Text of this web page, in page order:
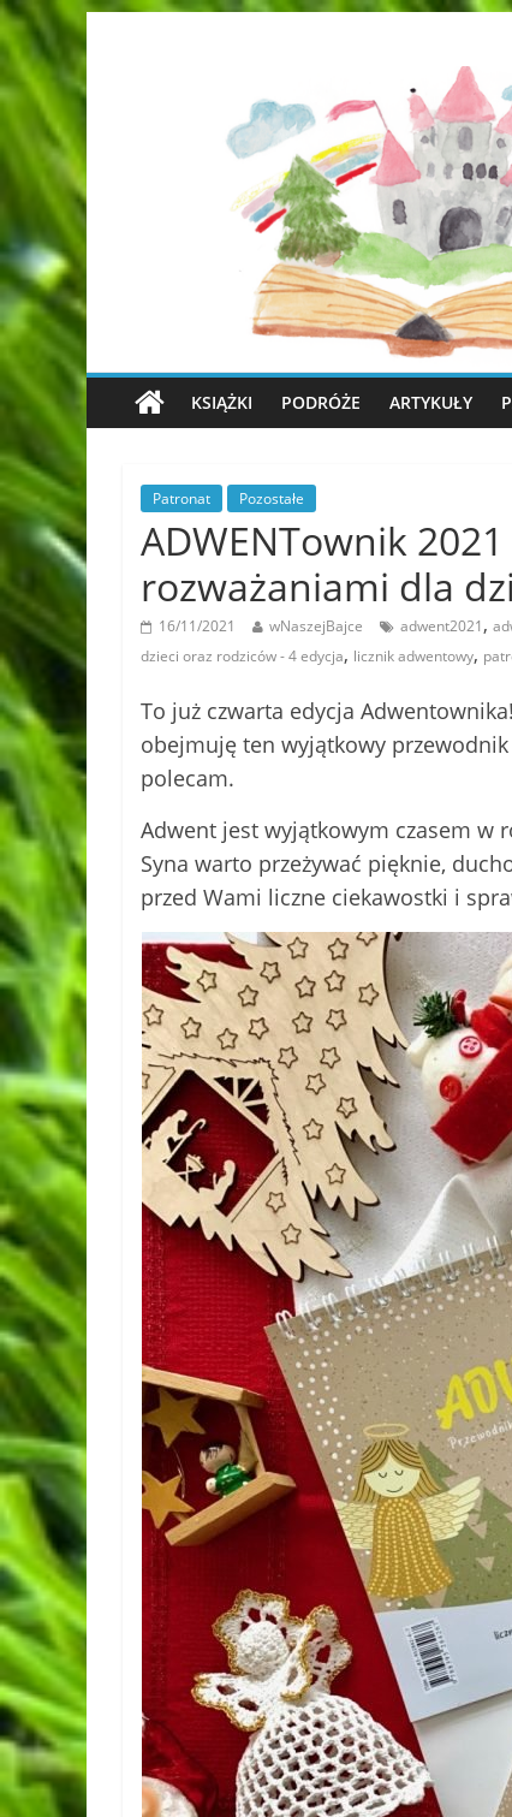
KSIĄŻKI PODRÓŻE ARTYKUŁY
Patronat Pozostałe
ADWENTownik
rozważaniami dla
16/11/2021 wNaszejBajce adwent2021 ,
dzieci oraz rodziców - 4 edycja, licznik adwentowy,
To już czwarta edycja
obejmuję ten wyjątkowy
polecam.
Adwent jest wyjątkowym czasem w
Syna warto przeżywać pięknie,
przed Wami liczne ciekawostki i